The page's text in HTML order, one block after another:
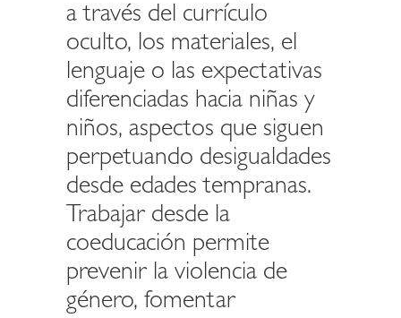
a través del currículo
oculto, los materiales, el
lenguaje o las expectativas
diferenciadas hacia niñas y
niños, aspectos que siguen
perpetuando desigualdades
desde edades tempranas.
Trabajar desde la
coeducación permite
prevenir la violencia de
género, fomentar